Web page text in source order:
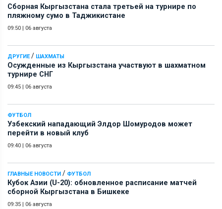
Сборная Кыргызстана стала третьей на турнире по
пляжному сумо в Таджикистане
09:50 | 06 августа
ДРУГИЕ/ ШАХМАТЫ
Осужденные из Кыргызстана участвуют в шахматном
турнире СНГ
09:45 | 06 августа
ФУТБОЛ
Узбекский нападающий Элдор Шомуродов может
перейти в новый клуб
09:40 | 06 августа
ГЛАВНЫЕ НОВОСТИ / ФУТБОЛ
Кубок Азии (U-20): обновленное расписание матчей
сборной Кыргызстана в Бишкеке
09:35 | 06 августа